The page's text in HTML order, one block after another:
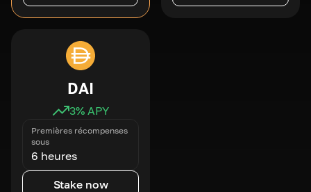
DAI
3% APY
Premières récompenses
sous
6 heures
Stake now